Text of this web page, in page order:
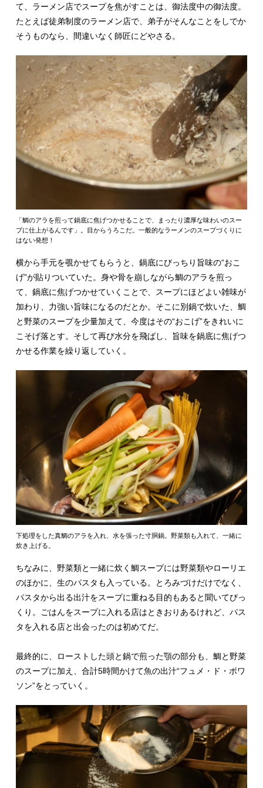
て、ラーメン店でスープを焦がすことは、御法度中の御法度。
たとえば徒弟制度のラーメン店で、弟子がそんなことをしでか
そうものなら、間違いなく師匠にどやさる。
「鯛のアラを煎って鍋底に焦げつかせることで、まったり濃厚な味わいのスー
プに仕上がるんです」。目からうろこだ。一般的なラーメンのスープづくりに
はない発想！
横から手元を覗かせてもらうと、鍋底にびっちり旨味の“おこ
げ”が貼りついていた。身や骨を崩しながら鯛のアラを煎っ
て、鍋底に焦げつかせていくことで、スープにほどよい雑味が
加わり、力強い旨味になるのだとか。そこに別鍋で炊いた、鯛
と野菜のスープを少量加えて、今度はその“おこげ”をきれいに
こそげ落とす。そして再び水分を飛ばし、旨味を鍋底に焦げつ
かせる作業を繰り返していく。
下処理をした真鯛のアラを入れ、水を張った寸胴鍋。野菜類も入れて、一緒に
炊き上げる。
ちなみに、野菜類と一緒に炊く鯛スープには野菜類やローリエ
のほかに、生のパスタも入っている。とろみづけだけでなく、
パスタから出る出汁をスープに重ねる目的もあると聞いてびっ
くり。ごはんをスープに入れる店はときおりあるけれど、パス
タを入れる店と出会ったのは初めてだ。
最終的に、ローストした頭と鍋で煎った顎の部分も、鯛と野菜
のスープに加え、合計5時間かけて魚の出汁“フュメ・ド・ポワ
ソン”をとっていく。